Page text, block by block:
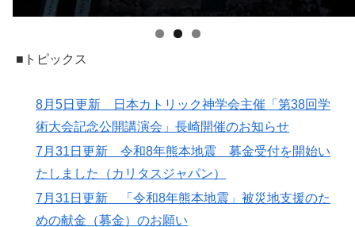
■トピックス
8月5日更新 日本カトリック神学会主催「第38回学
術大会記念公開講演会」長崎開催のお知らせ
7月31日更新 令和8年熊本地震 募金受付を開始い
たしました（カリタスジャパン）
7月31日更新 「令和8年熊本地震」被災地支援のた
めの献金（募金）のお願い